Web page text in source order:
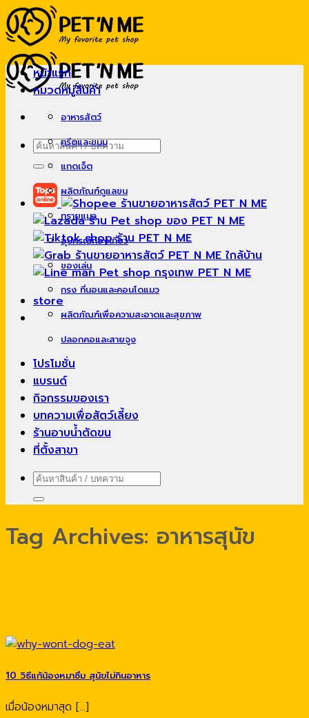
Skip
to
content
ค้นหา:
store
หน้าแรก
หมวดหมู่สินค้า
อาหารสัตว์
ทรีตและขนม
แกดเจ็ต
ผลิตภัณฑ์ดูแลขน
ทรายแมว
อุปกรณ์ท่องเที่ยว
ของเล่น
กรง ที่นอนและคอนโดแมว
ผลิตภัณฑ์เพื่อความสะอาดและสุขภาพ
ปลอกคอและสายจูง
โปรโมชั่น
แบรนด์
กิจกรรมของเรา
บทความเพื่อสัตว์เลี้ยง
ร้านอาบน้ำตัดขน
ที่ตั้งสาขา
ค้นหา:
Tag Archives: อาหารสุนัข
10 วิธีแก้น้องหมาซึม สุนัขไม่กินอาหาร
เมื่อน้องหมาสุด [...]